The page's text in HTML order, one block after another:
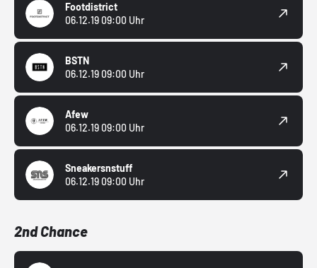
Footdistrict
06.12.19 09:00 Uhr
BSTN
06.12.19 09:00 Uhr
Afew
06.12.19 09:00 Uhr
Sneakersnstuff
06.12.19 09:00 Uhr
2nd Chance